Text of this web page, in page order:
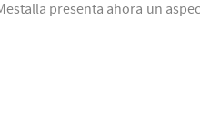
presenta ahora un